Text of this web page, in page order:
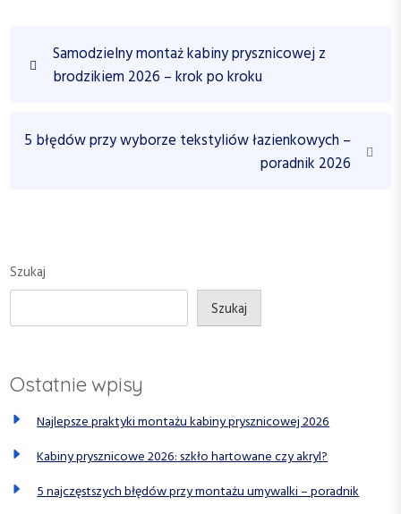
w
i
u
P
r
i
t
Samodzielny montaż kabiny prysznicowej z
brodzikiem 2026 – krok po kroku
N
s
t
5 błędów przy wyborze tekstyliów łazienkowych –
poradnik 2026
Szukaj
Szukaj
Ostatnie wpisy
Najlepsze praktyki montażu kabiny prysznicowej 2026
Kabiny prysznicowe 2026: szkło hartowane czy akryl?
5 najczęstszych błędów przy montażu umywalki – poradnik